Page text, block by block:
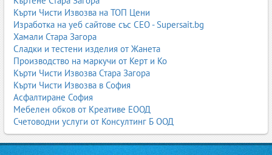
Кърти Чисти Извозва на ТОП Цени
Изработка на уеб сайтове със СЕО - Supersait.bg
Хамали Стара Загора
Сладки и тестени изделия от Жанета
Производство на маркучи от Керт и Ко
Кърти Чисти Извозва Стара Загора
Кърти Чисти Извозва в София
Асфалтиране София
Мебелен обков от Креативе ЕООД
Счетоводни услуги от Консултинг Б ООД